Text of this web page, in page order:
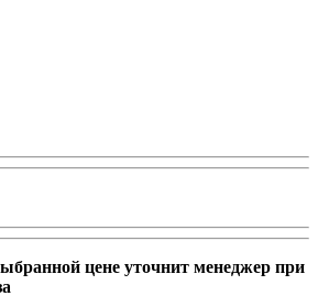
цене уточнит менеджер при